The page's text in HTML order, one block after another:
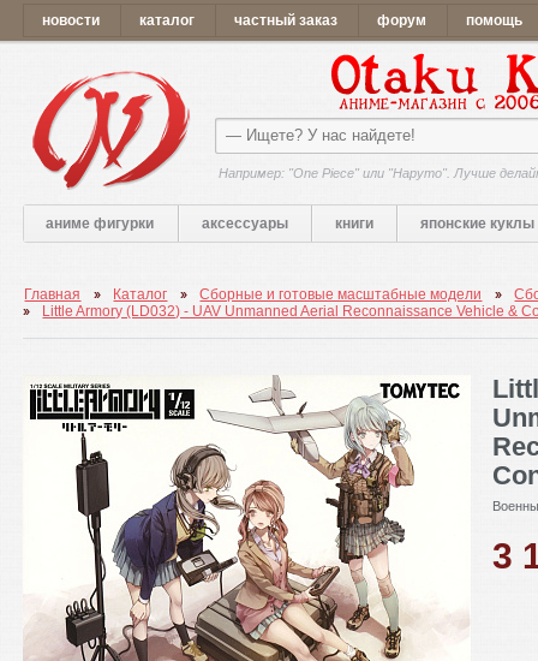
новости каталог частный заказ форум помощь
Например: "One Piece" или "Наруто". Лучше
аниме фигурки аксессуары книги японские куклы
Главная Каталог Сборные и готовые масштабные модели
Little Armory (LD032) - UAV Unmanned Aerial Reconnaissance Vehicle &
3